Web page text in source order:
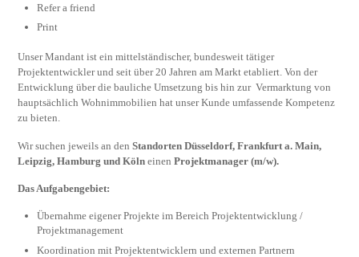
Refer a friend
Print
Unser Mandant ist ein mittelständischer, bundesweit tätiger
Projektentwickler und seit über 20 Jahren am Markt etabliert. Von der
Entwicklung über die bauliche Umsetzung bis hin zur Vermarktung von
hauptsächlich Wohnimmobilien hat unser Kunde umfassende Kompetenz
zu bieten.
Wir suchen jeweils an denStandorten Düsseldorf, Frankfurt a. Main,
Leipzig, Hamburg und Köln einenProjektmanager (m/w).
Das Aufgabengebiet:
Übernahme eigener Projekte im Bereich Projektentwicklung /
Projektmanagement
Koordination mit Projektentwicklern und externen Partnern